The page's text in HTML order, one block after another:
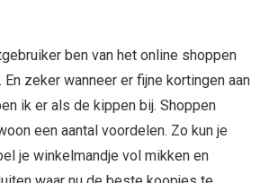
ben van het online shoppen
zeker wanneer er fijne kortingen aan
ik er als de kippen bij. Shoppen
een aantal voordelen. Zo kun je
je winkelmandje vol mikken en